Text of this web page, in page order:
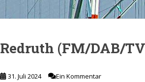
Redruth (FM/DAB/
31. Juli 2024 Ein Kommentar